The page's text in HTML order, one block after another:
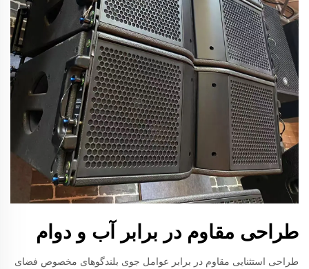
طراحی مقاوم در برابر آب و دوام
طراحی استثنایی مقاوم در برابر عوامل جوی بلندگوهای مخصوص فضای